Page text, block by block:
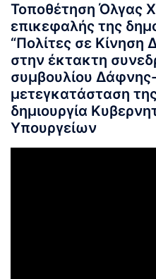
Τοποθέτηση Όλγας
επικεφαλής της
“Πολίτες σε Κίνηση
στην έκτακτη
συμβουλίου
μετεγκατάσταση
δημιουργία
Υπουργείων